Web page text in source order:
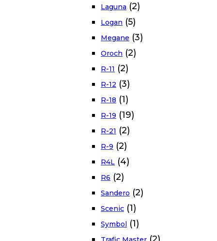
Laguna (2)
Logan (5)
Megane (3)
Oroch (2)
R-11 (2)
R-12 (3)
R-18 (1)
R-19 (19)
R-21 (2)
R-9 (2)
R4L (4)
R6 (2)
Sandero (2)
Scenic (1)
Symbol (1)
(2)